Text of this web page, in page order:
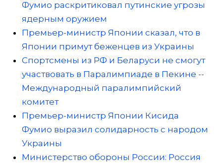
Фумио раскритиковал путинские угрозы
ядерным оружием
Премьер-министр Японии сказал, что в
Японии примут беженцев из Украины
Спортсмены из РФ и Беларуси не смогут
участвовать в Паралимпиаде в Пекине --
Международный паралимпийский
комитет
Премьер-министр Японии Кисида
Фумио выразил солидарность с народом
Украины
Министерство обороны России: Россия